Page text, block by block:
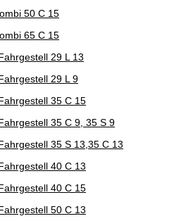
50 C 15
65 C 15
29 L 13
29 L 9
35 C 15
35 C 9, 35 S 9
35 S 13,35 C 13
40 C 13
40 C 15
50 C 13